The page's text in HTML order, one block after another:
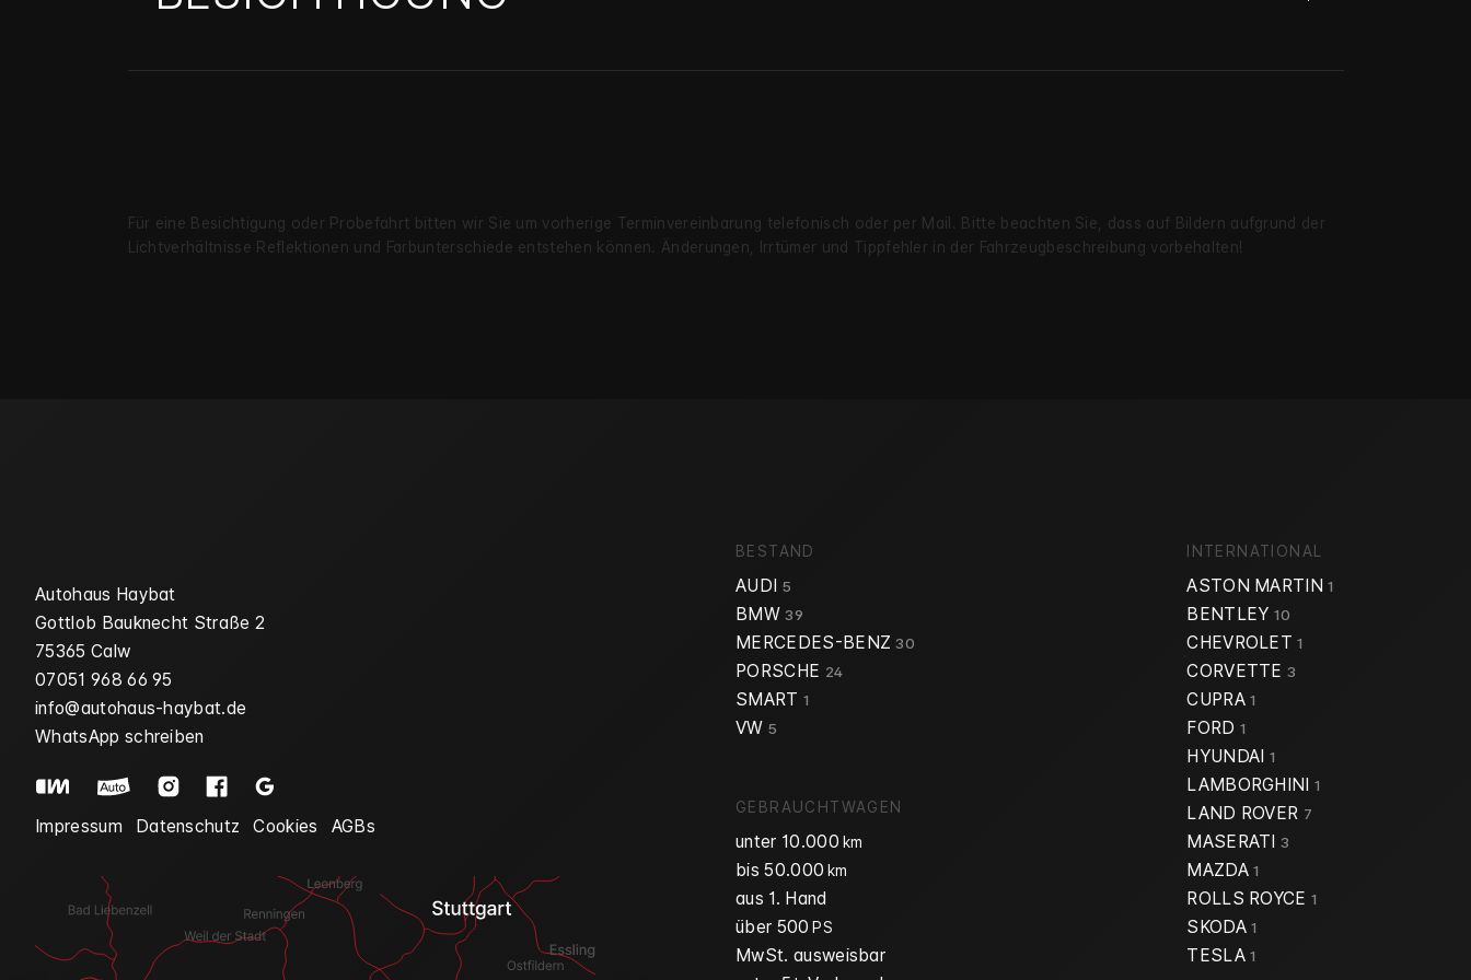
Für eine Besichtigung oder Probe­fahrt bitten wir Sie um vorherige Termin­verein­barung telefonisch oder per Mail. Bitte beachten Sie, dass auf Bildern aufgrund der
Licht­verhältnisse Reflekt­ionen und Farb­unter­schiede entstehen können. Änderungen, Irrtümer und Tipp­fehler in der Fahrzeug­beschreibung vorbehalten!
Autohaus Haybat
Gottlob Bauknecht Straße 2
75365 Calw
07051 968 66 95
info@autohaus-haybat.de
WhatsApp schreiben
Impressum Datenschutz Cookies AGBs
BESTAND
AUDI 5
BMW39
MERCEDES-BENZ30
PORSCHE 24
SMART 1
VW 5
GEBRAUCHTWAGEN
unter 10.000 km
bis 50.000 km
aus 1. Hand
über 500 PS
MwSt. ausweisbar
INTERNATIONAL
ASTON MARTIN1
BENTLEY 10
CHEVROLET1
CORVETTE3
CUPRA1
FORD 1
HYUNDAI 1
LAMBORGHINI1
LAND ROVER 7
MASERATI3
MAZDA1
ROLLS ROYCE1
SKODA1
TESLA1